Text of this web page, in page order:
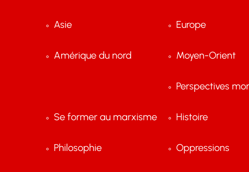
Asie
Amérique du nord
Europe
Moyen-Orient
Perspectives
Se former au marxisme
Philosophie
Histoire
Oppressions